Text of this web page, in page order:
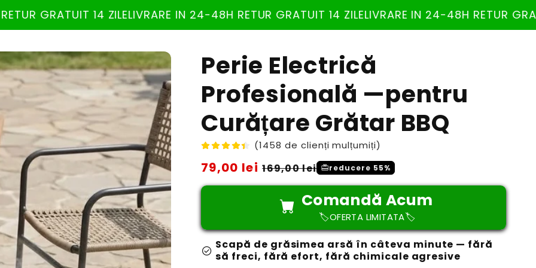
ZILELIVRARE IN 24-48H RETUR GRATUIT 14 ZILELIVRARE IN 24-48H RETUR GRATUIT 14 ZILE
Perie Electrică
Profesională —pentru
Curățare Grătar BBQ
(1458 de clienți mulțumiți)
Preț
obișnuit
79,00 lei Preț
redus
169,00 lei redeemreducere 55%
Comandă Acum
🏷️OFERTA LIMITATA🏷️
check_circle Scapă de grăsimea arsă în câteva minute — fără
să freci, fără efort, fără chimicale agresive